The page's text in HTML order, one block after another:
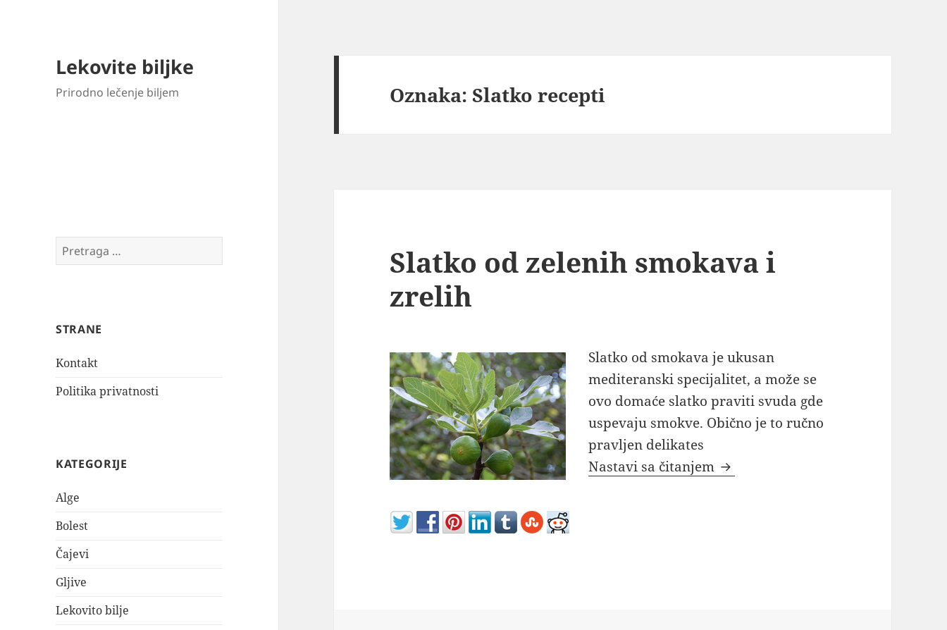
Lekovite biljke
Prirodno lečenje biljem
Pretraga
za:
STRANE
Kontakt
Politika privatnosti
KATEGORIJE
Alge
Bolest
Čajevi
Gljive
Lekovito bilje
Oznaka:Slatko recepti
Slatko od zelenih smokava i
zrelih
Slatko od smokava je ukusan
mediteranski specijalitet, a može se
ovo domaće slatko praviti svuda gde
uspevaju smokve. Obično je to ručno
pravljen delikates
Nastavi sa čitanjem Slatko od zelenih smokava i zrelih